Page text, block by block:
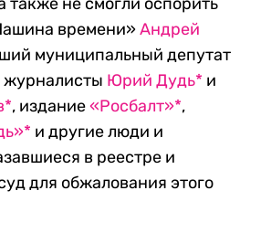
времени»Андрей
муниципальный депутат
журналисты Юрий Дудь* и
, издание«Росбалт»*,
и другие люди и
в реестре и
для обжалования этого